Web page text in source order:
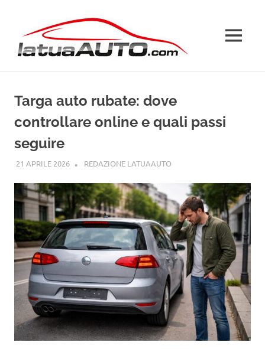
contenuto
MENU
Targa auto rubate: dove
controllare online e quali passi
seguire
21 APRILE 2026 REDAZIONE LATUAAUTOGUIDE